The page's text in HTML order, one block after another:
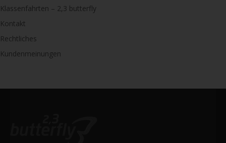
Klassenfahrten – 2,3 butterfly
Kontakt
Rechtliches
Kundenmeinungen